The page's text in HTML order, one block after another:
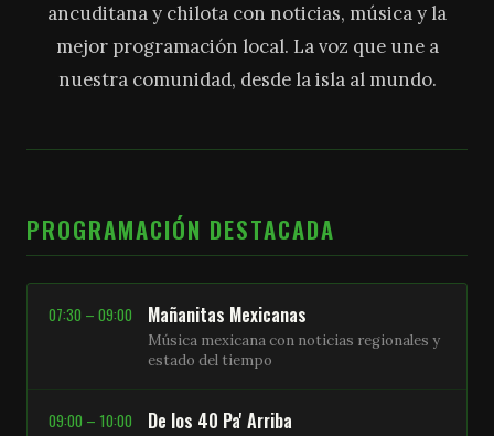
ancuditana y chilota con noticias, música y la
mejor programación local. La voz que une a
nuestra comunidad, desde la isla al mundo.
PROGRAMACIÓN DESTACADA
07:30 – 09:00 Mañanitas Mexicanas
Música mexicana con noticias regionales y
estado del tiempo
09:00 – 10:00 De los 40 Pa' Arriba